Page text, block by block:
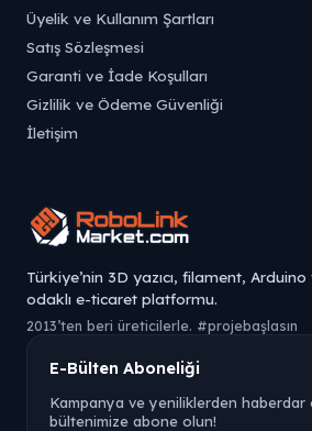
Üyelik ve Kullanım Şartları
Satış Sözleşmesi
Garanti ve İade Koşulları
Gizlilik ve Ödeme Güvenliği
İletişim
Türkiye’nin 3D yazıcı, filament,
odaklı e-ticaret platformu.
2013’ten beri üreticilerle. #projebaşlasın
E-Bülten Aboneliği
Kampanya ve yeniliklerden haberdar
bültenimize abone olun!